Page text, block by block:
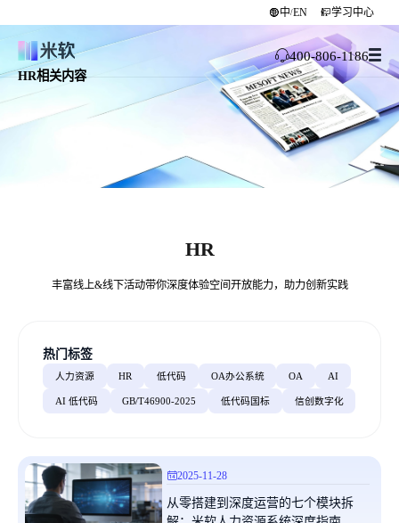
中/EN 学习中心
400-806-1186
HR相关内容
HR
丰富线上&线下活动带你深度体验空间开放能力，助力创新实践
热门标签
人力资源 HR 低代码 OA办公系统 OA AI
AI 低代码 GB/T46900-2025 低代码国标 信创数字化
2025-11-28
从零搭建到深度运营的七个模块拆